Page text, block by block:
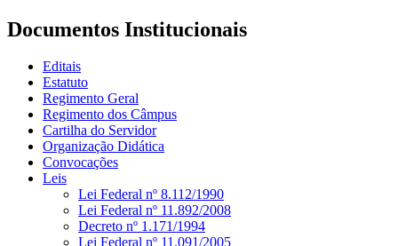
Documentos Institucionais
Editais
Estatuto
Regimento Geral
Regimento dos Câmpus
Cartilha do Servidor
Organização Didática
Convocações
Leis
Lei Federal nº 8.112/1990
Lei Federal nº 11.892/2008
Decreto nº 1.171/1994
Lei Federal nº 11.091/2005